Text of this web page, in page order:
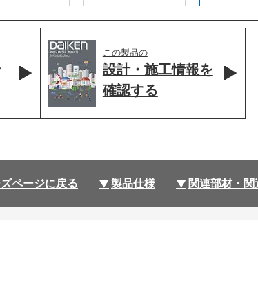
この製品の
設計・施工情報を
確認する
ページに戻る 製品仕様 関連部材・関